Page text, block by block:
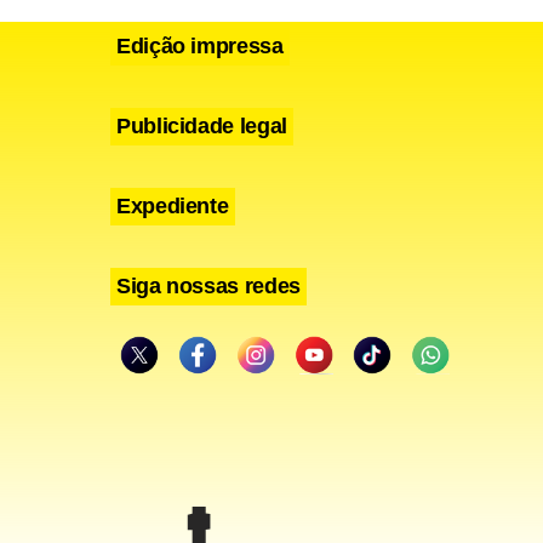
Cruz
cerca
O
Edição impressa
Publicidade legal
Expediente
Siga nossas redes